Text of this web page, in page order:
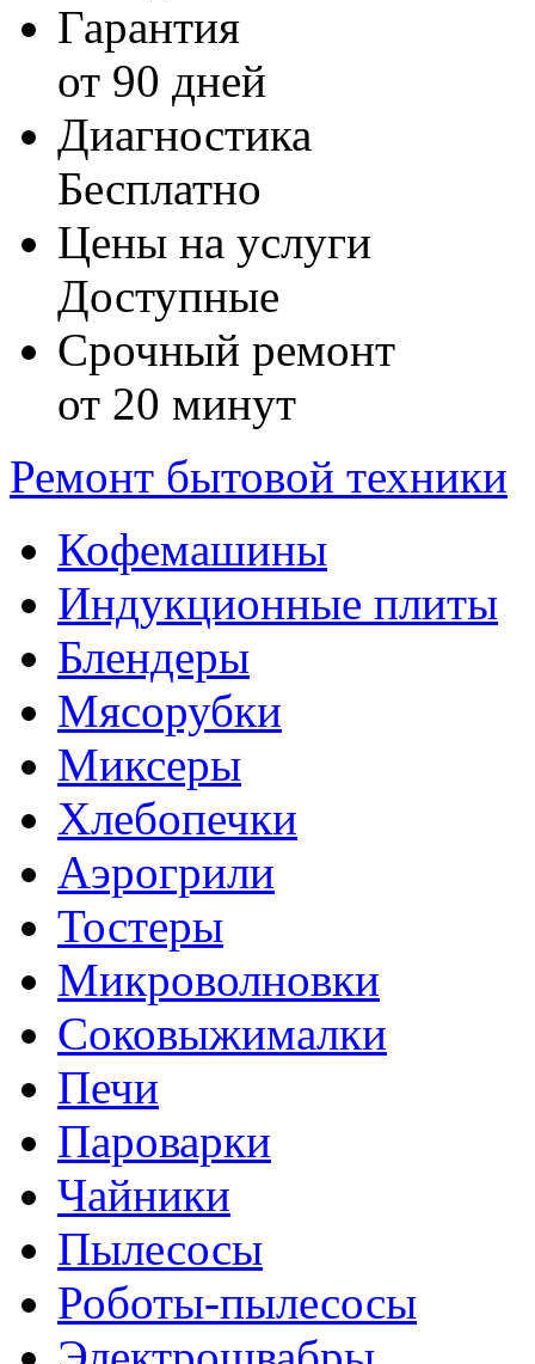
Гарантия
от 90 дней
Диагностика
Бесплатно
Цены на услуги
Доступные
Срочный ремонт
от 20 минут
Ремонт бытовой техники
Кофемашины
Индукционные плиты
Блендеры
Мясорубки
Миксеры
Хлебопечки
Аэрогрили
Тостеры
Микроволновки
Соковыжималки
Печи
Пароварки
Чайники
Пылесосы
Роботы-пылесосы